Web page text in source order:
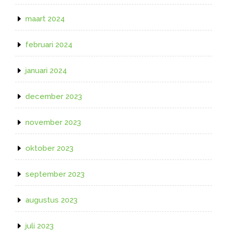
maart 2024
februari 2024
januari 2024
december 2023
november 2023
oktober 2023
september 2023
augustus 2023
juli 2023